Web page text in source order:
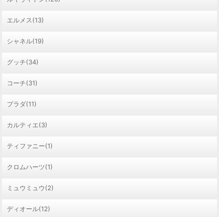
エルメス(13)
シャネル(19)
グッチ(34)
コーチ(31)
プラダ(11)
カルティエ(3)
ティファニー(1)
クロムハーツ(1)
ミュウミュウ(2)
ディオール(12)